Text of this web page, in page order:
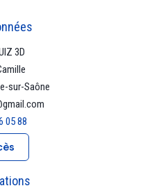
3D
sur-Saône
05 88